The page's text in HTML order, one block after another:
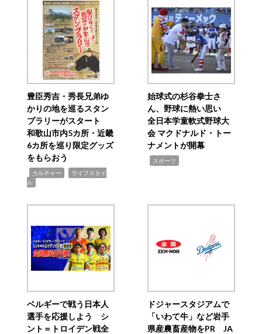
豊臣秀吉・秀長兄弟ゆ
かりの地を巡るスタン
プラリーがスタート
和歌山市内5カ所・近畿
6カ所を巡り限定グッズ
をもらおう
カルチャー
ライフスタイ
ル
始球式の杉谷拳士さ
ん、野球に熱い思い
全日本学童軟式野球大
会 マクドナルド・トー
ナメントが開幕
スポーツ
ベルギーで戦う日本人
選手を応援しよう シ
ント＝トロイデン戦全
ドジャースタジアムで
「いわて牛」など岩手
県産農畜産物をPR JA